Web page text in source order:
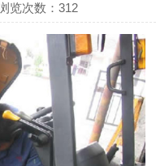
览次数：312